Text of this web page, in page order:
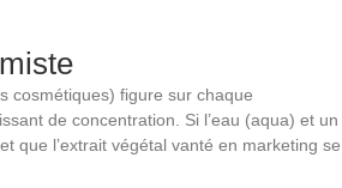
cosmétiques) figure sur chaque
de concentration. Si l’eau (aqua) et un
que l’extrait végétal vanté en marketing se